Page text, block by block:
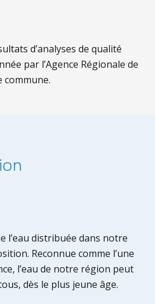
d’analyses de qualité
par l’Agence Régionale de
commune.
l’eau distribuée dans notre
Reconnue comme l’une
l’eau de notre région peut
dès le plus jeune âge.